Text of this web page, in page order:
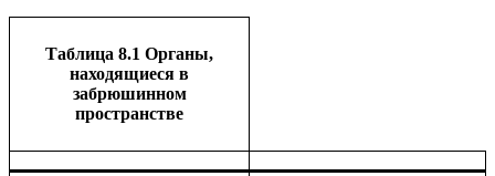
Таблица 8.1 Органы,
находящиеся в
забрюшинном
пространстве